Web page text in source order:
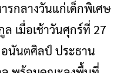
รกลางวันแก่เด็กพิเศษ
เมื่อเช้าวันศุกร์ที่ 27
นันตศิลป์ ประธาน